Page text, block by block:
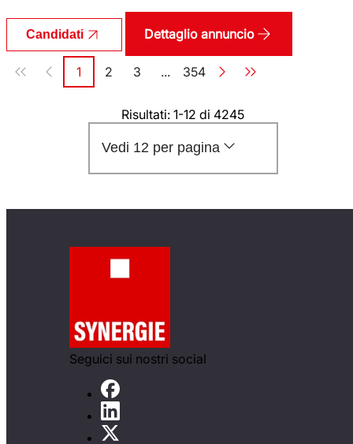
Candidati Dettaglio annuncio
Paginazione
Pagina
1 Pagina
2 Pagina
3 ... Pagina
354
Risultati: 1-12 di 4245
Vedi 12 per pagina
Seguici sui nostri social